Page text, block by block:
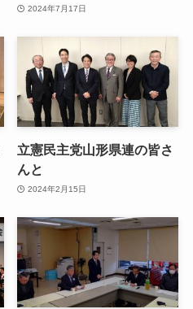
2024年7月17日
立憲民主党山形県連の皆さ
んと
2024年2月15日